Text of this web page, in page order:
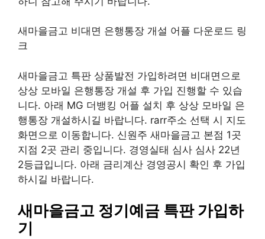
새마을금고 비대면 은행통장 개설 어플 다운로드 링
크
새마을금고 특판 상품발전 가입하려면 비대면으로
상상 모바일 은행통장 개설 후 가입 진행할 수 있습
니다. 아래 MG 더뱅킹 어플 설치 후 상상 모바일 은
행통장 개설하시길 바랍니다. rarr주소 선택 시 지도
화면으로 이동합니다. 신원주 새마을금고 본점 1곳
지점 2곳 관리 중입니다. 경영실태 심사 심사 22년
2등급입니다. 아래 금리계산 경영공시 확인 후 가입
하시길 바랍니다.
새마을금고 정기예금 특판 가입하
기